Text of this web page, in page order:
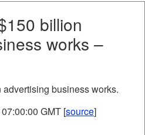
billion
works –
business works.
GMT [source]